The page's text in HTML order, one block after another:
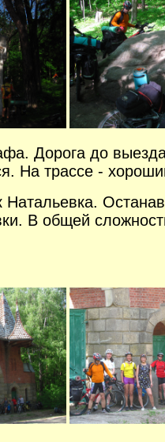
Дорога до выезда
На трассе -
В общей